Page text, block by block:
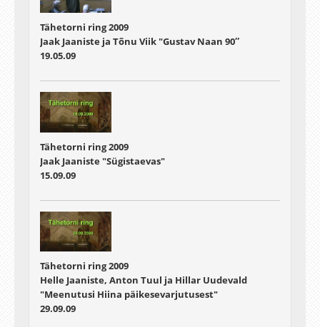
Tähetorni ring 2009
Jaak Jaaniste ja Tõnu Viik "Gustav Naan 90″
19.05.09
Tähetorni ring 2009
Jaak Jaaniste "Sügistaevas"
15.09.09
Tähetorni ring 2009
Helle Jaaniste, Anton Tuul ja Hillar Uudevald
"Meenutusi Hiina päikesevarjutusest"
29.09.09